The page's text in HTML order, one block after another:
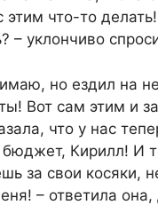
этим что-то
– уклончиво
но ездил на
Вот сам этим и
что у нас
бюджет, Кирилл! И
за свои косяки,
– ответила